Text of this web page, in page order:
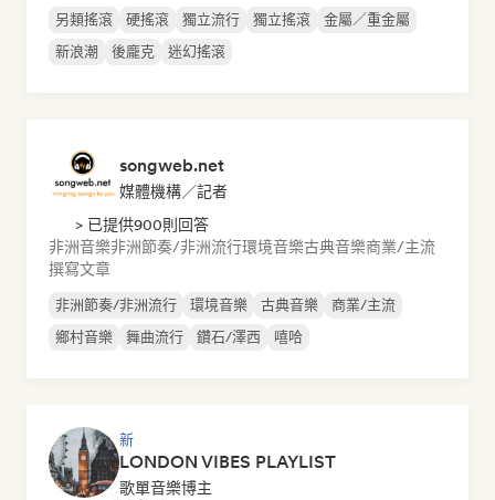
另類搖滾 硬搖滾 獨立流行 獨立搖滾
金屬／重金屬
新浪潮
後龐克 迷幻搖滾
songweb.net
媒體機構／記者
> 已提供900則回答
非洲音樂非洲節奏/非洲流行環境音樂古典音樂商業/主流
撰寫文章
非洲節奏/非洲流行 環境音樂 古典音樂
商業/主流
鄉村音樂
舞曲流行 鑽石/澤西 嘻哈
新
LONDON VIBES PLAYLIST
歌單音樂博主